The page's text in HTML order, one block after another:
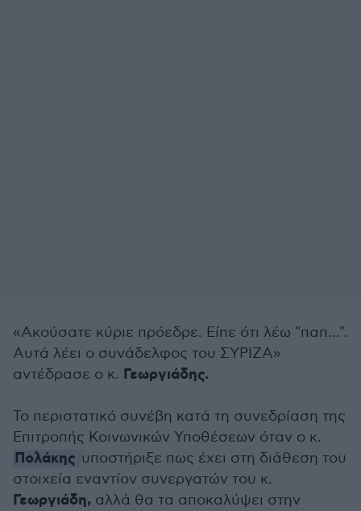
«Ακούσατε κύριε πρόεδρε. Είπε ότι λέω "παπ...".
Αυτά λέει ο συνάδελφος του ΣΥΡΙΖΑ»
αντέδρασε ο κ. Γεωργιάδης.
Το περιστατικό συνέβη κατά τη συνεδρίαση της
Επιτροπής Κοινωνικών Υποθέσεων όταν ο κ.
Πολάκης υποστήριξε πως έχει στη διάθεση του
στοιχεία εναντίον συνεργατών του κ.
Γεωργιάδη, αλλά θα τα αποκαλύψει στην